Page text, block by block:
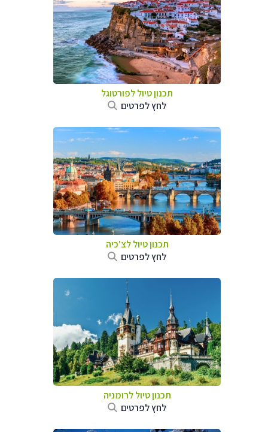
תכנון טיול לפורטוגל
לחץ לפרטים
תכנון טיול לצ'כיה
לחץ לפרטים
תכנון טיול לרומניה
לחץ לפרטים